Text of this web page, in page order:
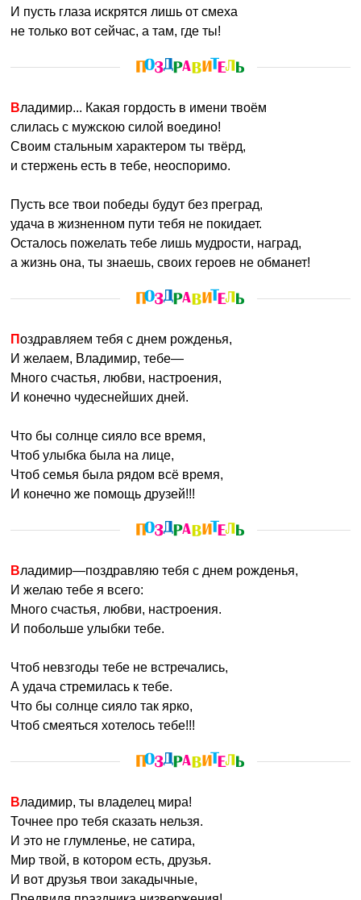
И пусть глаза искрятся лишь от смеха
не только вот сейчас, а там, где ты!
Владимир... Какая гордость в имени твоём
слилась с мужскою силой воедино!
Своим стальным характером ты твёрд,
и стержень есть в тебе, неоспоримо.
Пусть все твои победы будут без преград,
удача в жизненном пути тебя не покидает.
Осталось пожелать тебе лишь мудрости, наград,
а жизнь она, ты знаешь, своих героев не обманет!
Поздравляем тебя с днем рожденья,
И желаем, Владимир, тебе—
Много счастья, любви, настроения,
И конечно чудеснейших дней.
Что бы солнце сияло все время,
Чтоб улыбка была на лице,
Чтоб семья была рядом всё время,
И конечно же помощь друзей!!!
Владимир—поздравляю тебя с днем рожденья,
И желаю тебе я всего:
Много счастья, любви, настроения.
И побольше улыбки тебе.
Чтоб невзгоды тебе не встречались,
А удача стремилась к тебе.
Что бы солнце сияло так ярко,
Чтоб смеяться хотелось тебе!!!
Владимир, ты владелец мира!
Точнее про тебя сказать нельзя.
И это не глумленье, не сатира,
Мир твой, в котором есть, друзья.
И вот друзья твои закадычные,